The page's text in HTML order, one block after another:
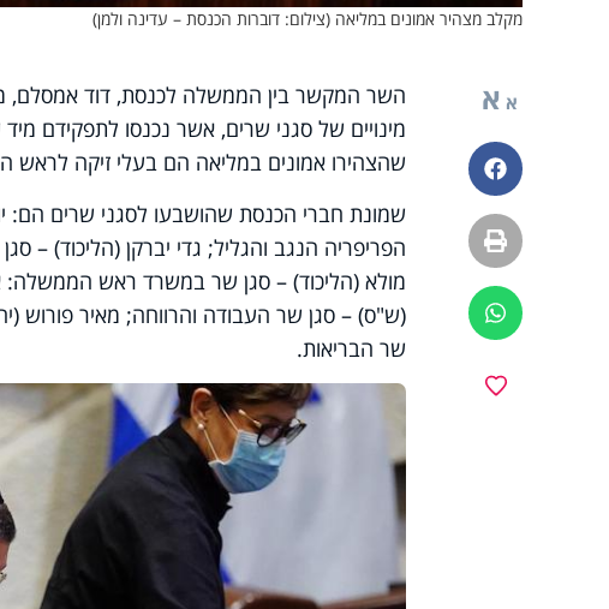
מקלב מצהיר אמונים במליאה (צילום: דוברות הכנסת – עדינה ולמן)
א א
פייסבוק
הדפסה
ווטסאפ
השר המקשר בין הממשלה לכנסת, דוד אמסלם,
מינויים של סגני שרים, אשר נכנסו לתפקידם
שהצהירו אמונים במליאה הם בעלי זיקה לראש
שמונת חברי הכנסת שהושבעו לסגני שרים הם:
הפריפריה הנגב והגליל; גדי יברקן (הליכוד) –
מולא (הליכוד) – סגן שר במשרד ראש הממשלה:
(ש"ס) – סגן שר העבודה והרווחה; מאיר פורוש
שר הבריאות.